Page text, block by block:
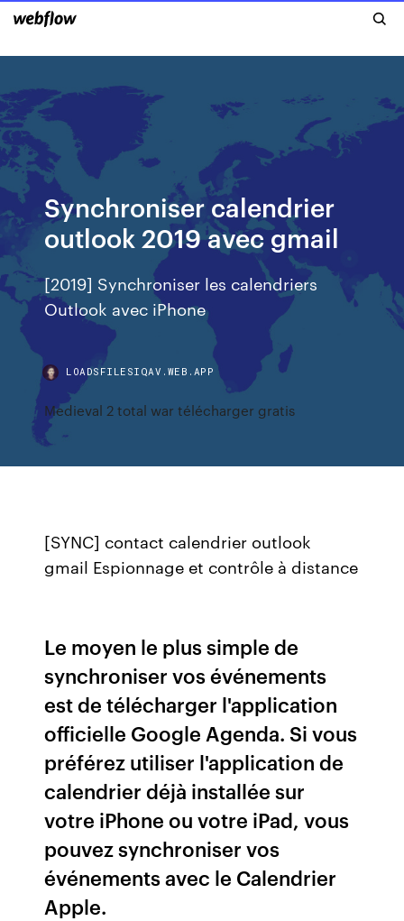
Synchroniser calendrier
outlook 2019 avec gmail
[2019] Synchroniser les calendriers
Outlook avec iPhone
LOADSFILESIQAV.WEB.APP
Medieval 2 total war télécharger gratis
[SYNC] contact calendrier outlook
gmail Espionnage et contrôle à distance
Le moyen le plus simple de
synchroniser vos événements
est de télécharger l'application
officielle Google Agenda. Si vous
préférez utiliser l'application de
calendrier déjà installée sur
votre iPhone ou votre iPad, vous
pouvez synchroniser vos
événements avec le Calendrier
Apple.